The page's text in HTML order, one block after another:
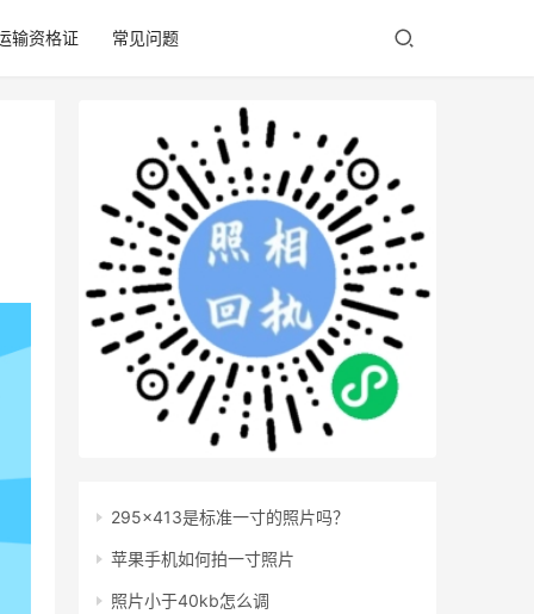
输资格证 常见问题
295x413是标准一寸的照片吗？
苹果手机如何拍一寸照片
照片小于40kb怎么调